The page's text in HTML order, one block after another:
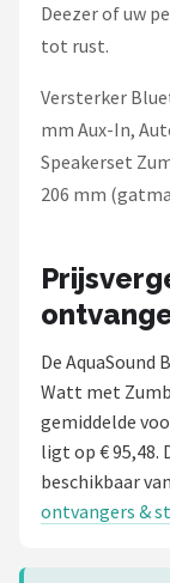
Deezer of uw
tot rust.
Versterker
mm Aux-In,
Speakerset
206 mm
De AquaSound
Watt met
gemiddelde
ligt op € 95,48.
beschikbaar
ontvangers &